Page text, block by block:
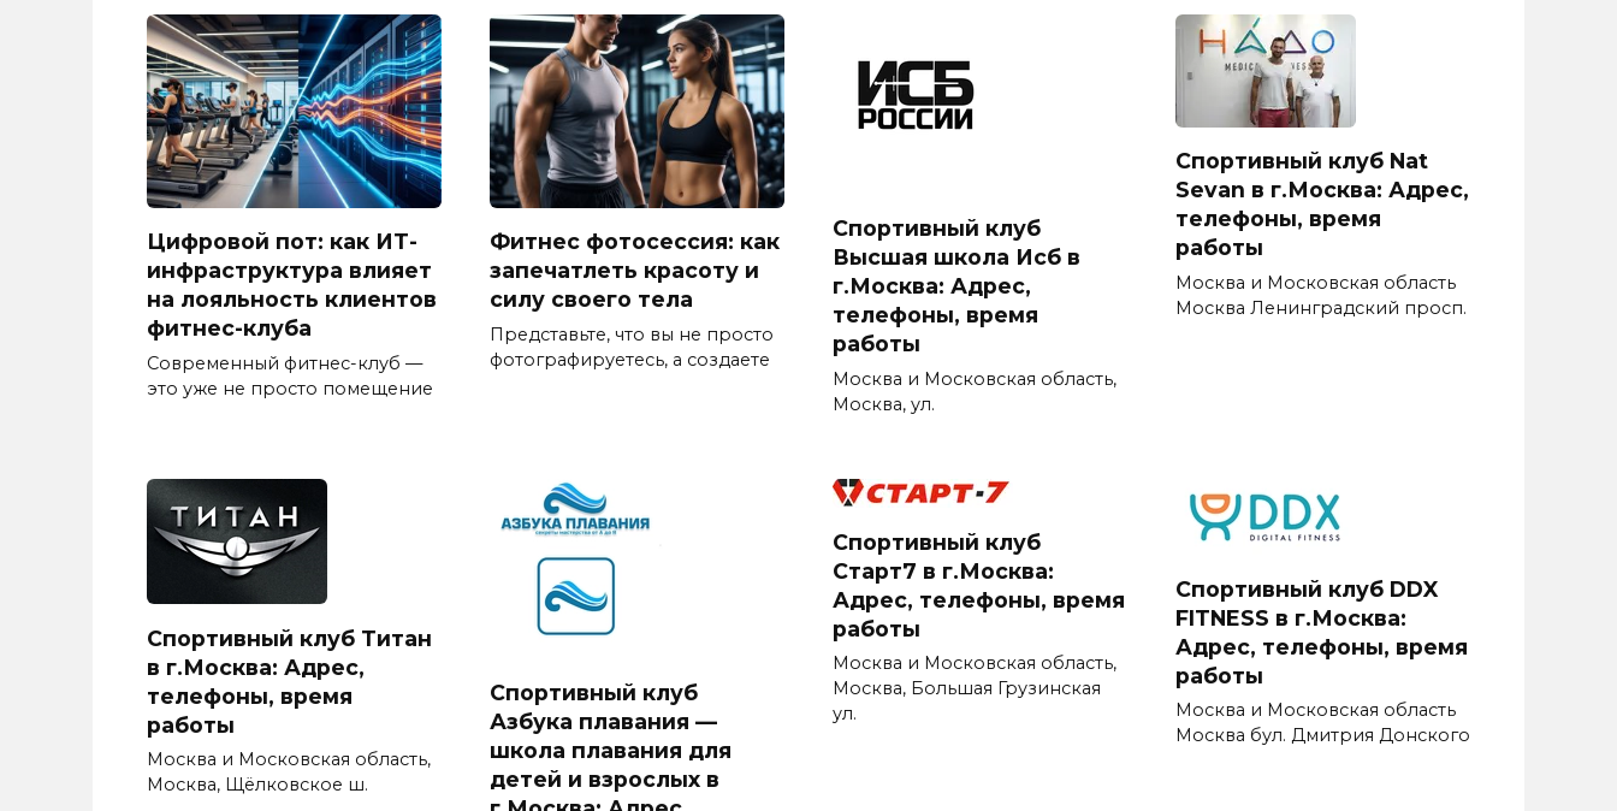
Цифровой пот: как ИТ-
инфраструктура влияет
на лояльность клиентов
фитнес-клуба
Современный фитнес-клуб —
это уже не просто помещение
Фитнес фотосессия: как
запечатлеть красоту и
силу своего тела
Представьте, что вы не просто
фотографируетесь, а создаете
Спортивный клуб
Высшая школа Исб в
г.Москва: Адрес,
телефоны, время
работы
Москва и Московская область,
Москва, ул.
Спортивный клуб Nat
Sevan в г.Москва: Адрес,
телефоны, время
работы
Москва и Московская область
Москва Ленинградский просп.
Спортивный клуб Титан
в г.Москва: Адрес,
телефоны, время
работы
Москва и Московская область,
Москва, Щёлковское ш.
Спортивный клуб
Азбука плавания —
школа плавания для
детей и взрослых в
Спортивный клуб
Старт7 в г.Москва:
Адрес, телефоны, время
работы
Москва и Московская область,
Москва, Большая Грузинская
ул.
Спортивный клуб DDX
FITNESS в г.Москва:
Адрес, телефоны, время
работы
Москва и Московская область
Москва бул. Дмитрия Донского